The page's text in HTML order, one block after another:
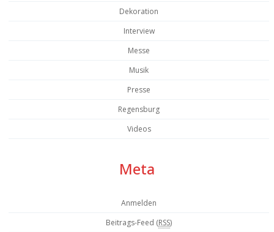
Dekoration
Interview
Messe
Musik
Presse
Regensburg
Videos
Meta
Anmelden
Beitrags-Feed (RSS)